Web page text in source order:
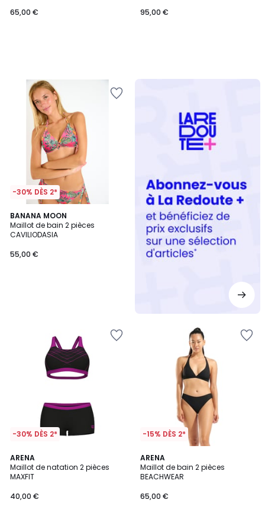
65,00 € 95,00 €
-30% DÈS 2*
BANANA MOON
Maillot de bain 2 pièces
CAVILIODASIA
55,00 €
-30% DÈS 2*
ARENA
Maillot de natation 2 pièces
MAXFIT
40,00 €
-15% DÈS 2*
ARENA
Maillot de bain 2 pièces
BEACHWEAR
65,00 €